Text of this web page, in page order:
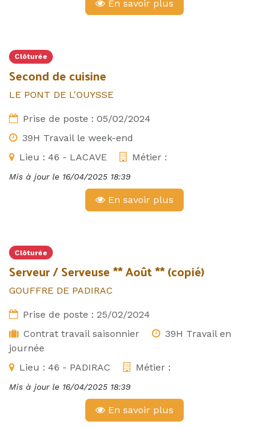
En savoir plus
Clôturée
Second de cuisine
LE PONT DE L'OUYSSE
Prise de poste : 05/02/2024
39H Travail le week-end
Lieu : 46 - LACAVE Métier :
Mis à jour le 16/04/2025 18:39
En savoir plus
Clôturée
Serveur / Serveuse ** Août ** (copié)
GOUFFRE DE PADIRAC
Prise de poste : 25/02/2024
Contrat travail saisonnier
39H Travail en
journée
Lieu : 46 - PADIRAC Métier :
Mis à jour le 16/04/2025 18:39
En savoir plus